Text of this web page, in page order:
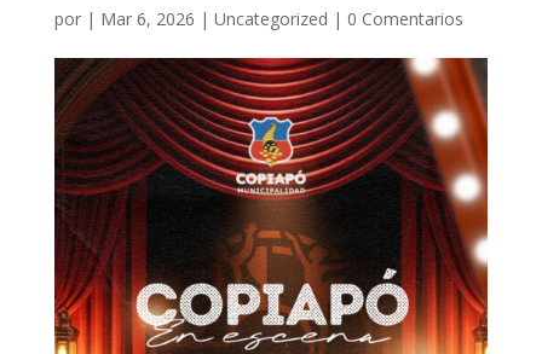
por | Mar 6, 2026 | Uncategorized | 0 Comentarios